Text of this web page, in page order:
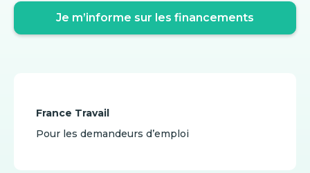
Je m’informe sur les financements
France Travail
Pour les demandeurs d’emploi